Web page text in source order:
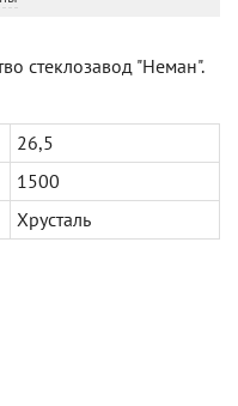
стеклозавод "Неман".
26,5
1500
Хрусталь